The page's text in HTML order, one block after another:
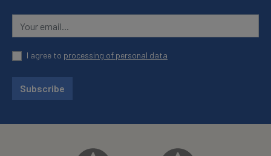
I agree to processing of personal data
Subscribe